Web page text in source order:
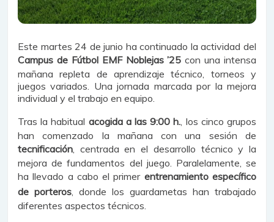
Este martes 24 de junio ha continuado la actividad del
Campus de Fútbol EMF Noblejas ’25 con una intensa
mañana repleta de aprendizaje técnico, torneos y
juegos variados. Una jornada marcada por la mejora
individual y el trabajo en equipo.
Tras la habitual acogida a las 9:00 h., los cinco grupos
han comenzado la mañana con una sesión de
tecnificación, centrada en el desarrollo técnico y la
mejora de fundamentos del juego. Paralelamente, se
ha llevado a cabo el primer entrenamiento específico
de porteros, donde los guardametas han trabajado
diferentes aspectos técnicos.